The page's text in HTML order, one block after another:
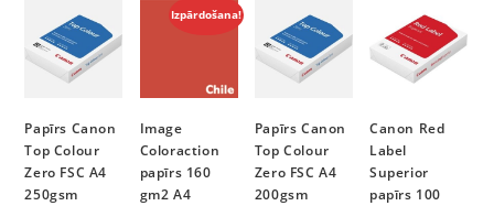
Papīrs Canon
Top Colour
Zero FSC A4
250gsm
Izpārdošana!
Image
Coloraction
papīrs 160
gm2 A4
Papīrs Canon
Top Colour
Zero FSC A4
200gsm
Canon Red
Label
Superior
papīrs 100